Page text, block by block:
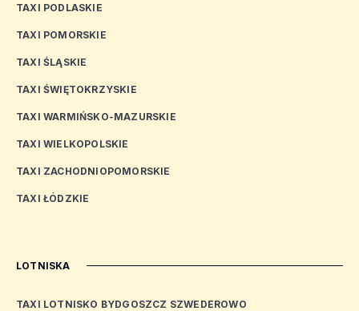
TAXI PODLASKIE
TAXI POMORSKIE
TAXI ŚLĄSKIE
TAXI ŚWIĘTOKRZYSKIE
TAXI WARMIŃSKO-MAZURSKIE
TAXI WIELKOPOLSKIE
TAXI ZACHODNIOPOMORSKIE
TAXI ŁÓDZKIE
LOTNISKA
TAXI LOTNISKO BYDGOSZCZ SZWEDEROWO